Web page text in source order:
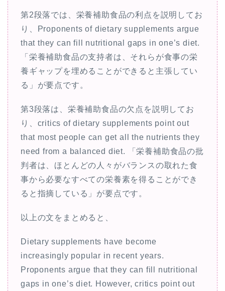
第2段落では、栄養補助食品の利点を説明してお
り、Proponents of dietary supplements argue
that they can fill nutritional gaps in one’s diet.
「栄養補助食品の支持者は、それらが食事の栄
養ギャップを埋めることができると主張してい
る」が要点です。
第3段落は、栄養補助食品の欠点を説明してお
り、critics of dietary supplements point out
that most people can get all the nutrients they
need from a balanced diet. 「栄養補助食品の批
判者は、ほとんどの人々がバランスの取れた食
事から必要なすべての栄養素を得ることができ
ると指摘している」が要点です。
以上の文をまとめると、
Dietary supplements have become
increasingly popular in recent years.
Proponents argue that they can fill nutritional
gaps in one’s diet. However, critics point out